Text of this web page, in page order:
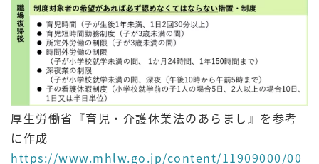
厚生労働省『育児・介護休業法のあらまし』を参考
に作成
https://www.mhlw.go.jp/content/11909000/00